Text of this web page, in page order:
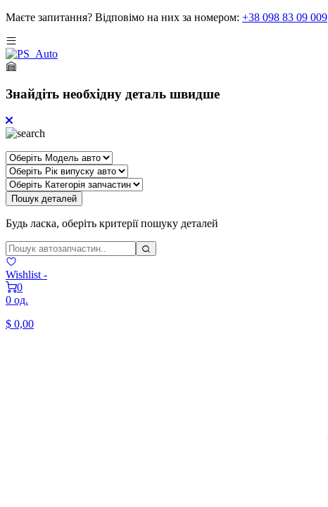
Маєте запитання? Відповімо на них за номером: +38 098 83 09 009
Знайдіть необхідну деталь швидше
Пошук деталей
Будь ласка, оберіть критерії пошуку деталей
Wishlist -
0
0 од.
$ 0,00